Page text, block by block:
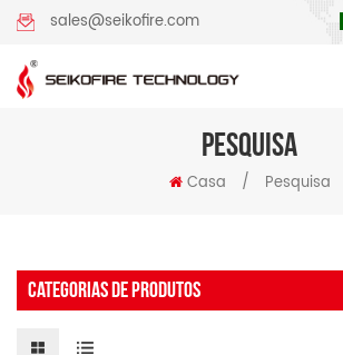
sales@seikofire.com
PESQUISA
Casa / Pesquisa
CATEGORIAS DE PRODUTOS